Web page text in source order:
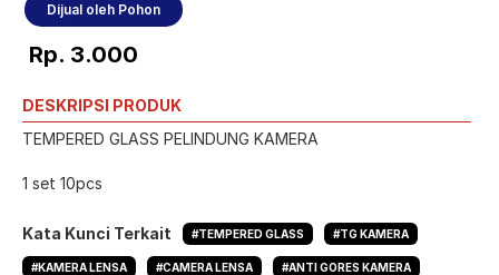
Dijual oleh Pohon
Rp. 3.000
DESKRIPSI PRODUK
TEMPERED GLASS PELINDUNG KAMERA
1 set 10pcs
Kata Kunci Terkait #TEMPERED GLASS #TG KAMERA
#KAMERA LENSA #CAMERA LENSA #ANTI GORES KAMERA